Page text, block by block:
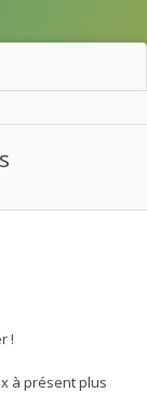
!
à présent plus